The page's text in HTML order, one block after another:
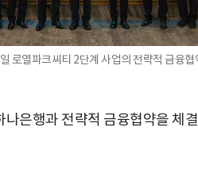
로열파크씨티 2단계 사업의 전략적 금융협
은행과 전략적 금융협약을 체